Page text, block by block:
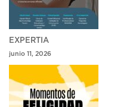
EXPERTIA
junio 11, 2026